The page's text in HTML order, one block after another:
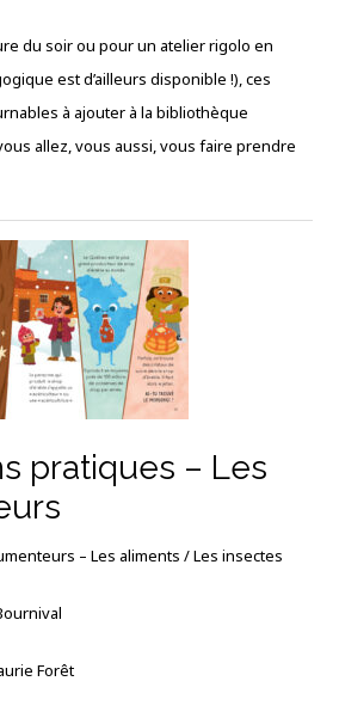
du soir ou pour un atelier rigolo en
est d’ailleurs disponible !), ces
à ajouter à la bibliothèque
allez, vous aussi, vous faire prendre
pratiques – Les
– Les aliments / Les insectes
Forêt